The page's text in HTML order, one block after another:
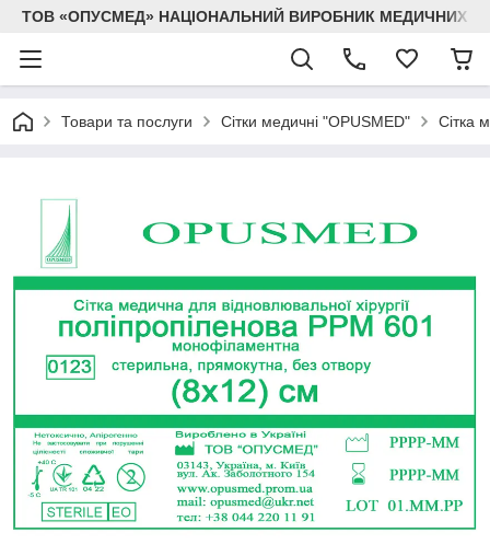
ТОВ «ОПУСМЕД» НАЦІОНАЛЬНИЙ ВИРОБНИК МЕДИЧНИХ
Товари та послуги Сітки медичні "OPUSMED" Сітка